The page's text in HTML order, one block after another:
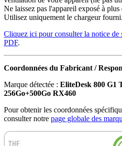
Ne laissez pas l'appareil exposé à
Utilisez uniquement le chargeur fourni.
Cliquez ici pour consulter la notice de
PDF.
Coordonnées du Fabricant /
Marque détectée : EliteDesk 800 G1
256Go+500Go RX460
Pour obtenir les coordonnées
consulter notre page globale des